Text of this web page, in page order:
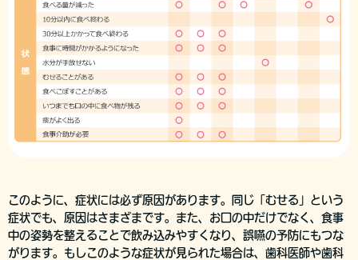
このように、症状には必ず原因があります。同じ「むせる」という
症状でも、原因はさまざまです。また、お口の中だけでなく、食事
中の姿勢を整えることで飲み込みやすくなり、誤嚥の予防にもつな
がります。もしこのような症状が見られた場合は、歯科医師や歯科